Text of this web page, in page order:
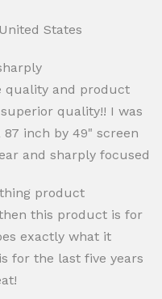
States
quality and product
quality!! I was
inch by 49" screen
and sharply focused
product
this product is for
exactly what it
for the last five years